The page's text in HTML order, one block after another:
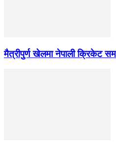
मैत्रीपुर्ण खेलमा नेपाली क्रिकेट